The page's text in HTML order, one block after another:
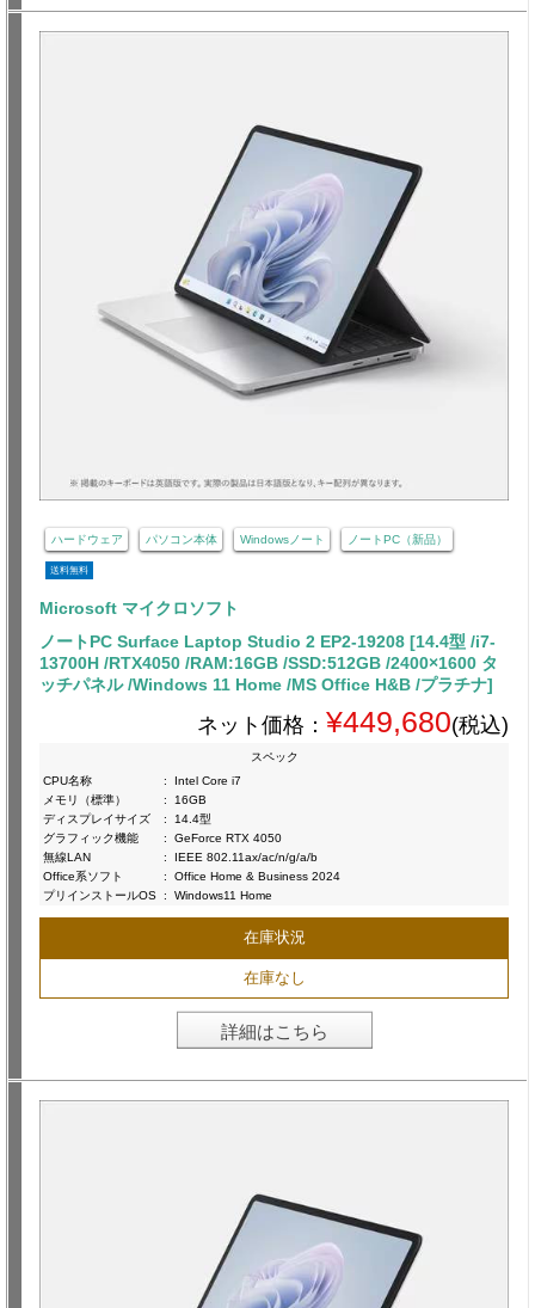
ハードウェア パソコン本体 Windowsノート ノートPC（新品）
送料無料
Microsoft マイクロソフト
ノートPC Surface Laptop Studio 2 EP2-19208 [14.4型 /i7-
13700H /RTX4050 /RAM:16GB /SSD:512GB /2400×1600 タ
ッチパネル /Windows 11 Home /MS Office H&B /プラチナ]
ネット価格： ¥449,680(税込)
スペック
CPU名称
:
Intel Core i7
メモリ（標準）
:
16GB
ディスプレイサイズ
:
14.4型
グラフィック機能
:
GeForce RTX 4050
無線LAN
:
IEEE 802.11ax/ac/n/g/a/b
Office系ソフト
:
Office Home & Business 2024
プリインストールOS : Windows11 Home
在庫状況
在庫なし
詳細はこちら